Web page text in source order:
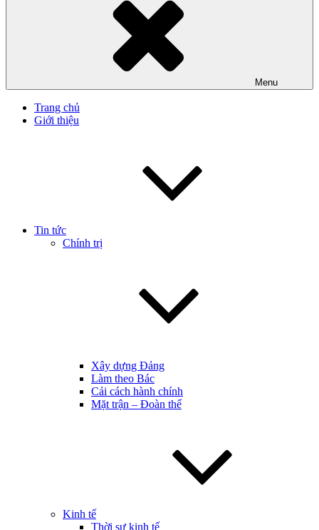
Menu
Trang chủ
Giới thiệu
Tin tức
Chính trị
Xây dựng Đảng
Làm theo Bác
Cải cách hành chính
Mặt trận – Đoàn thể
Kinh tế
Thời sự kinh tế